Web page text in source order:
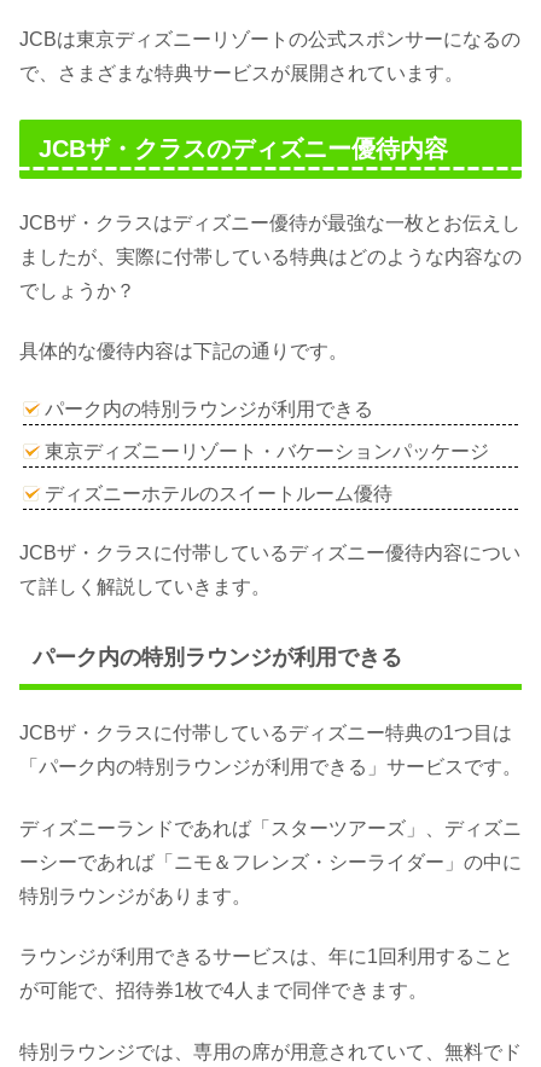
JCBは東京ディズニーリゾートの公式スポンサーになるの
で、さまざまな特典サービスが展開されています。
JCBザ・クラスのディズニー優待内容
JCBザ・クラスはディズニー優待が最強な一枚とお伝えし
ましたが、実際に付帯している特典はどのような内容なの
でしょうか？
具体的な優待内容は下記の通りです。
パーク内の特別ラウンジが利用できる
東京ディズニーリゾート・バケーションパッケージ
ディズニーホテルのスイートルーム優待
JCBザ・クラスに付帯しているディズニー優待内容につい
て詳しく解説していきます。
パーク内の特別ラウンジが利用できる
JCBザ・クラスに付帯しているディズニー特典の1つ目は
「パーク内の特別ラウンジが利用できる」サービスです。
ディズニーランドであれば「スターツアーズ」、ディズニ
ーシーであれば「ニモ＆フレンズ・シーライダー」の中に
特別ラウンジがあります。
ラウンジが利用できるサービスは、年に1回利用すること
が可能で、招待券1枚で4人まで同伴できます。
特別ラウンジでは、専用の席が用意されていて、無料でド